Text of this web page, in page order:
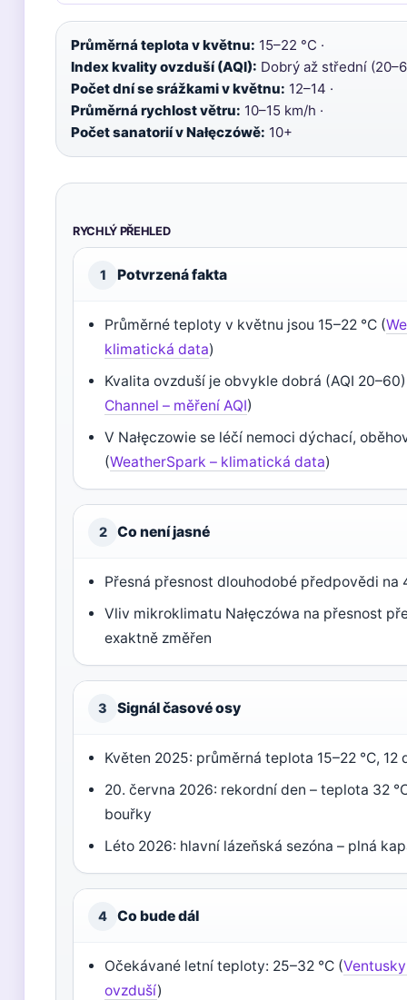
Průměrná teplota v květnu: 15–22 °C ·
Index kvality ovzduší (AQI): Dobrý až střední
Počet dní se srážkami v květnu: 12–14 ·
Průměrná rychlost větru: 10–15 km/h ·
Počet sanatorií v Nałęczówě: 10+
RYCHLÝ PŘEHLED
1 Potvrzená fakta
Průměrné teploty v květnu jsou 15–22 °C (
klimatická data)
Kvalita ovzduší je obvykle dobrá (AQI
Channel – měření AQI)
V Nałęczowie se léčí nemoci dýchací,
(WeatherSpark – klimatická data)
2 Co není jasné
Přesná přesnost dlouhodobé předpovědi na
Vliv mikroklimatu Nałęczówa na přesnost
exaktně změřen
3 Signál časové osy
Květen 2025: průměrná teplota 15–22 °C, 12
20. června 2026: rekordní den – teplota 32
bouřky
Léto 2026: hlavní lázeňská sezóna – plná
4 Co bude dál
Očekávané letní teploty: 25–32 °C (
ovzduší)